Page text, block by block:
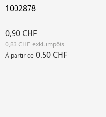
1002878
0,90 CHF
0,83 CHF
À partir de 0,50 CHF